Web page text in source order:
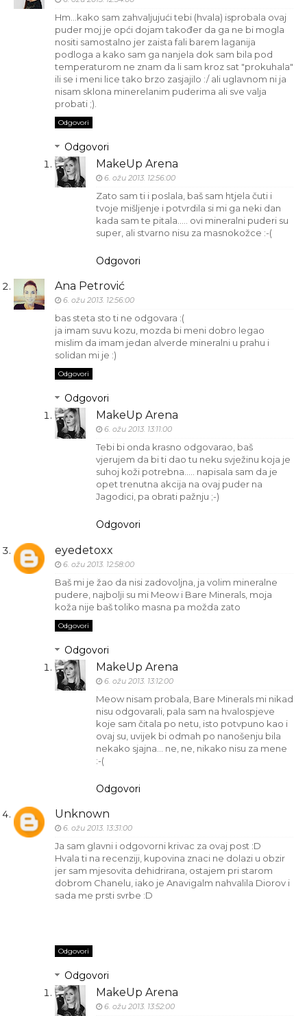
Hm...kako sam zahvaljujući tebi (hvala) isprobala ovaj
puder moj je opći dojam također da ga ne bi mogla
nositi samostalno jer zaista fali barem laganija
podloga a kako sam ga nanjela dok sam bila pod
temperaturom ne znam da li sam kroz sat "prokuhala"
ili se i meni lice tako brzo zasjajilo :/ ali uglavnom ni ja
nisam sklona minerelanim puderima ali sve valja
probati ;).
Odgovori
Odgovori
MakeUp Arena
6. ožu 2013. 12:56:00
Zato sam ti i poslala, baš sam htjela čuti i
tvoje mišljenje i potvrdila si mi ga neki dan
kada sam te pitala..... ovi mineralni puderi su
super, ali stvarno nisu za masnokožce :-(
Odgovori
Ana Petrović
6. ožu 2013. 12:56:00
bas steta sto ti ne odgovara :(
ja imam suvu kozu, mozda bi meni dobro legao
mislim da imam jedan alverde mineralni u prahu i
solidan mi je :)
Odgovori
Odgovori
MakeUp Arena
6. ožu 2013. 13:11:00
Tebi bi onda krasno odgovarao, baš
vjerujem da bi ti dao tu neku svježinu koja je
suhoj koži potrebna..... napisala sam da je
opet trenutna akcija na ovaj puder na
Jagodici, pa obrati pažnju ;-)
Odgovori
eyedetoxx
6. ožu 2013. 12:58:00
Baš mi je žao da nisi zadovoljna, ja volim mineralne
pudere, najbolji su mi Meow i Bare Minerals, moja
koža nije baš toliko masna pa možda zato
Odgovori
Odgovori
MakeUp Arena
6. ožu 2013. 13:12:00
Meow nisam probala, Bare Minerals mi nikad
nisu odgovarali, pala sam na hvalospjeve
koje sam čitala po netu, isto potvpuno kao i
ovaj su, uvijek bi odmah po nanošenju bila
nekako sjajna... ne, ne, nikako nisu za mene
:-(
Odgovori
Unknown
6. ožu 2013. 13:31:00
Ja sam glavni i odgovorni krivac za ovaj post :D
Hvala ti na recenziji, kupovina znaci ne dolazi u obzir
jer sam mjesovita dehidrirana, ostajem pri starom
dobrom Chanelu, iako je Anavigalm nahvalila Diorov i
sada me prsti svrbe :D
Odgovori
Odgovori
MakeUp Arena
6. ožu 2013. 13:52:00